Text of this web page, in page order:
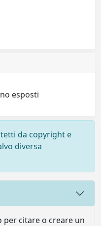
esposti
da copyright e
diversa
citare o creare un